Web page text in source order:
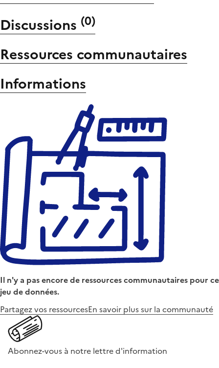
Discussions (0)
Ressources communautaires
Informations
Il n'y a pas encore de ressources communautaires pour ce
jeu de données.
Partagez vos ressourcesEn savoir plus sur la communauté
Abonnez-vous à notre lettre d'information